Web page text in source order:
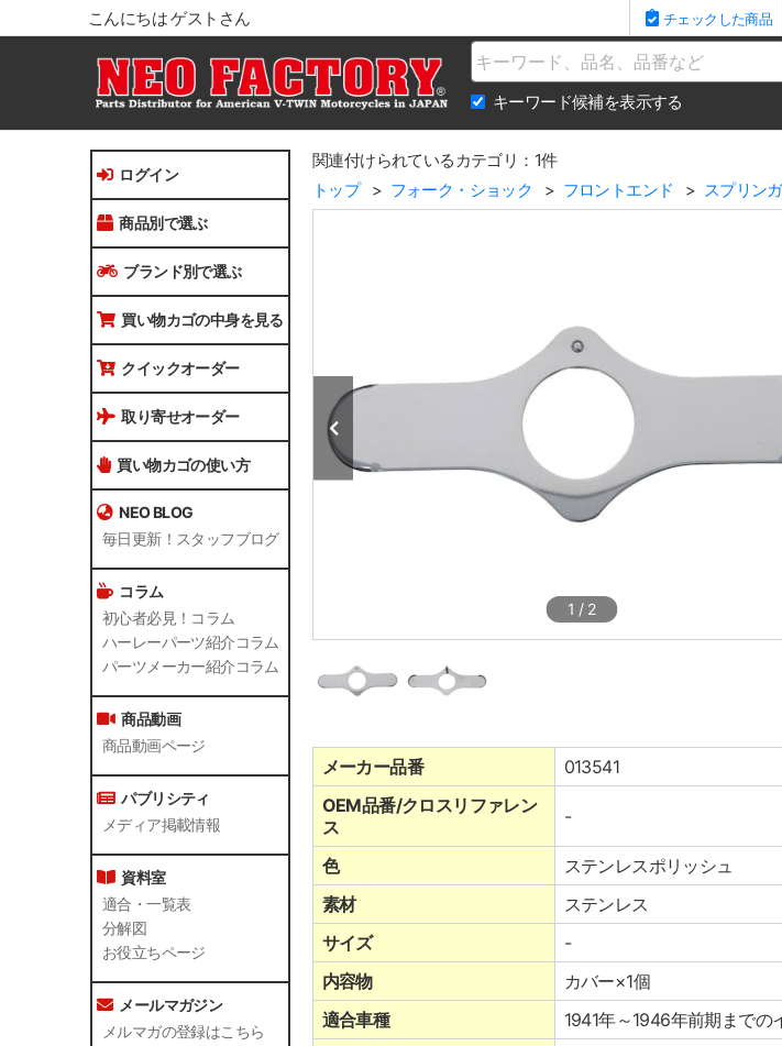
こんにちは ゲストさん チェックした商品
Name
キーワード候補を表示する
ログイン
商品別で選ぶ
ブランド別で選ぶ
買い物カゴの中身を見る
クイックオーダー
取り寄せオーダー
買い物カゴの使い方
NEO BLOG
毎日更新！スタッフブログ
コラム
初心者必見！コラム
ハーレーパーツ紹介コラム
パーツメーカー紹介コラム
商品動画
商品動画ページ
パブリシティ
メディア掲載情報
資料室
適合・一覧表
分解図
お役立ちページ
メールマガジン
メルマガの登録はこちら
関連付けられているカテゴリ：1件
トップ
フォーク・ショック フロントエンド スプリン
1 / 2
メーカー品番
013541
OEM品番/クロスリファレン
ス
-
色
ステンレスポリッシュ
素材
ステンレス
サイズ
-
内容物
カバー×1個
適合車種
1941年～1946年前期まで